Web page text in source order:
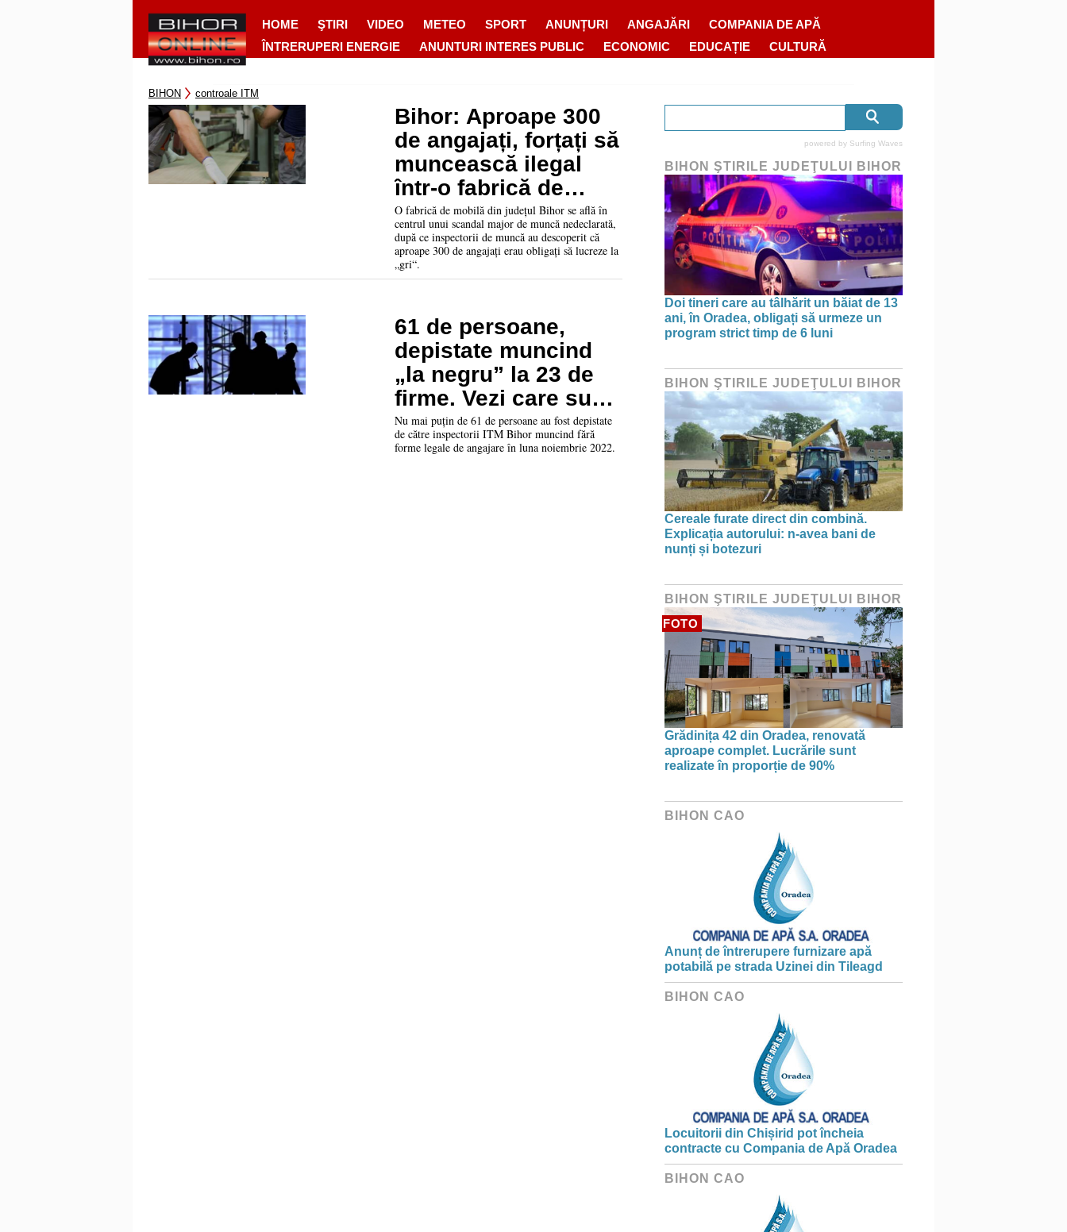
HOME ŞTIRI VIDEO METEO SPORT ANUNȚURI ANGAJĂRI
COMPANIA DE APĂ
ÎNTRERUPERI ENERGIE
ANUNTURI INTERES PUBLIC ECONOMIC EDUCAȚIE CULTURĂ
BIHON controale ITM
Bihor: Aproape 300
de angajați, forțați să
muncească ilegal
într-o fabrică de
mobilă
O fabrică de mobilă din județul Bihor se află în
centrul unui scandal major de muncă nedeclarată,
după ce inspectorii de muncă au descoperit că
aproape 300 de angajați erau obligați să lucreze la
„gri“.
61 de persoane,
depistate muncind
„la negru” la 23 de
firme. Vezi care sunt
domeniile
Nu mai puțin de 61 de persoane au fost depistate
de către inspectorii ITM Bihor muncind fără
forme legale de angajare în luna noiembrie 2022.
powered by Surfing Waves
BIHON ŞTIRILE JUDEŢULUI BIHOR
Doi tineri care au tâlhărit un băiat de 13
ani, în Oradea, obligați să urmeze un
program strict timp de 6 luni
BIHON ŞTIRILE JUDEŢULUI BIHOR
Cereale furate direct din combină.
Explicația autorului: n-avea bani de
nunți și botezuri
BIHON ŞTIRILE JUDEŢULUI BIHOR
FOTO
Grădinița 42 din Oradea, renovată
aproape complet. Lucrările sunt
realizate în proporție de 90%
BIHON CAO
Anunț de întrerupere furnizare apă
potabilă pe strada Uzinei din Tileagd
BIHON CAO
Locuitorii din Chișirid pot încheia
contracte cu Compania de Apă Oradea
BIHON CAO